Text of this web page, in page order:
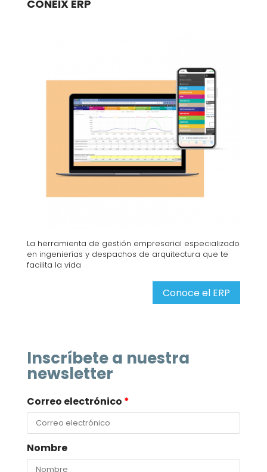
CONEIX ERP
La herramienta de gestión empresarial especializado
en ingenierías y despachos de arquitectura que te
facilita la vida
Conoce el ERP
Inscríbete a nuestra
newsletter
Correo electrónico *
Nombre